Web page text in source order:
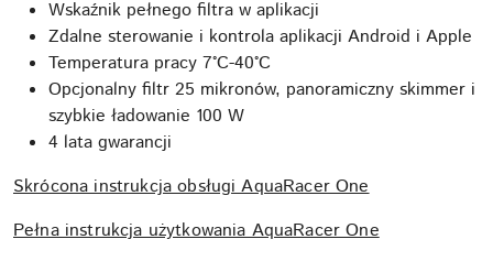
Wskaźnik pełnego filtra w aplikacji
Zdalne sterowanie i kontrola aplikacji Android i Apple
Temperatura pracy 7°C-40°C
Opcjonalny filtr 25 mikronów, panoramiczny skimmer i
szybkie ładowanie 100 W
4 lata gwarancji
Skrócona instrukcja obsługi AquaRacer One
Pełna instrukcja użytkowania AquaRacer One